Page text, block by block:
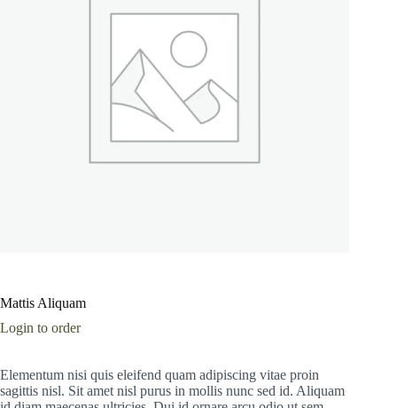
Mattis Aliquam
Login to order
Elementum nisi quis eleifend quam adipiscing vitae proin
sagittis nisl. Sit amet nisl purus in mollis nunc sed id. Aliquam